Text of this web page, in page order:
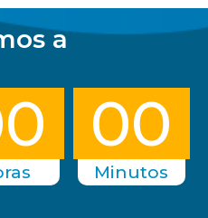
a
00
Minutos